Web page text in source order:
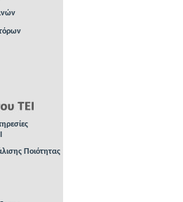
Ποιότητας